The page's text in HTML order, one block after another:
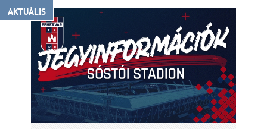
AKTUÁLIS